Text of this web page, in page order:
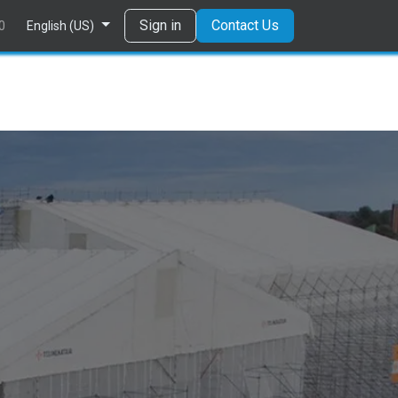
Tietosuojaseloste
English (US) Sign in Contact Us